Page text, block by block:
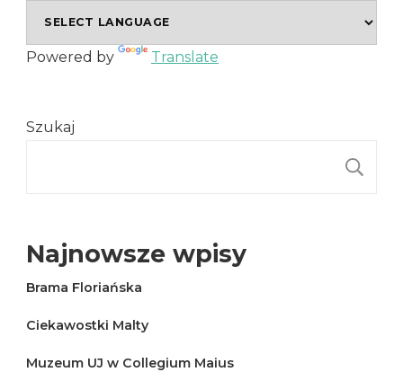
Powered by Translate
Szukaj
Najnowsze wpisy
Brama Floriańska
Ciekawostki Malty
Muzeum UJ w Collegium Maius